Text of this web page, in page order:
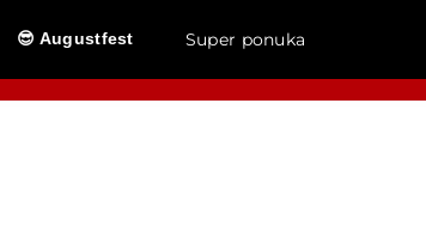
😎 Augustfest Super ponuka